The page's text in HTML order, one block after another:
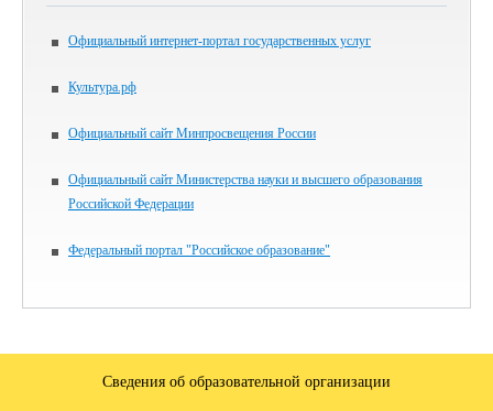
Официальный интернет-портал государственных услуг
Культура.рф
Официальный сайт Минпросвещения России
Официальный сайт Министерства науки и высшего образования
Российской Федерации
Федеральный портал "Российское образование"
Сведения об образовательной организации